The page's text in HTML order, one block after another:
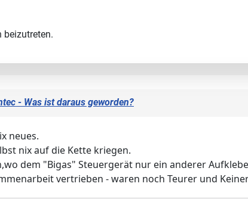
beizutreten.
- Was ist daraus geworden?
neues.
nix auf die Kette kriegen.
dem "Bigas" Steuergerät nur ein anderer
vertrieben - waren noch Teurer und